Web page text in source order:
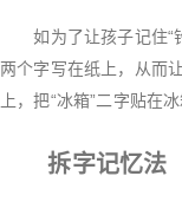
如为了让孩子记住“铃
两个字写在纸上，从而
上，把“冰箱”二字贴在
拆字记忆法